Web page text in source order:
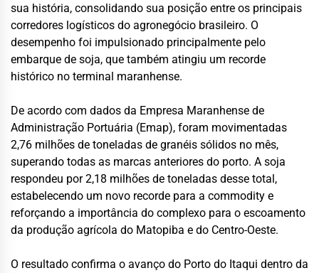
sua história, consolidando sua posição entre os principais
corredores logísticos do agronegócio brasileiro. O
desempenho foi impulsionado principalmente pelo
embarque de soja, que também atingiu um recorde
histórico no terminal maranhense.
De acordo com dados da Empresa Maranhense de
Administração Portuária (Emap), foram movimentadas
2,76 milhões de toneladas de granéis sólidos no mês,
superando todas as marcas anteriores do porto. A soja
respondeu por 2,18 milhões de toneladas desse total,
estabelecendo um novo recorde para a commodity e
reforçando a importância do complexo para o escoamento
da produção agrícola do Matopiba e do Centro-Oeste.
O resultado confirma o avanço do Porto do Itaqui dentro da